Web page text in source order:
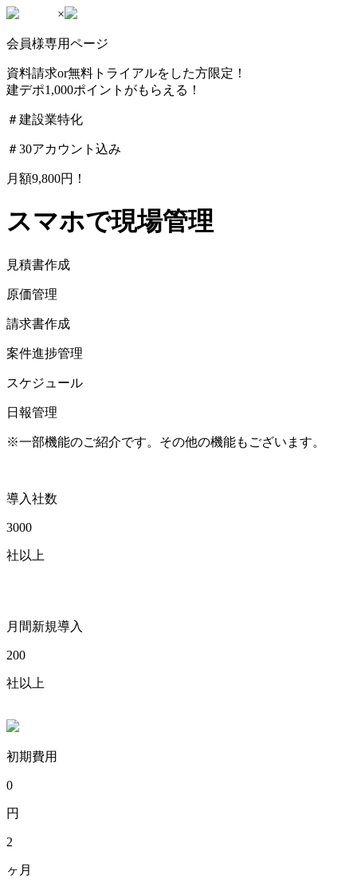
×
会員様専用ページ
資料請求or無料トライアルをした方限定！
建デポ1,000ポイント がもらえる！
＃建設業特化
＃30アカウント込み
月額9,800円！
スマホで現場管理
見積書作成
原価管理
請求書作成
案件進捗管理
スケジュール
日報管理
※一部機能のご紹介です。その他の機能もございます。
導入社数
3000
社以上
月間新規導入
200
社以上
初期費用
0
円
2
ヶ月